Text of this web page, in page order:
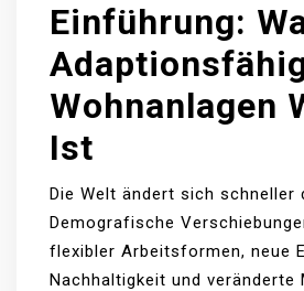
Einführung:
Wohnanlagen
Ist
Die Welt ändert sich schneller
Demografische
flexibler Arbeitsformen, neue
Nachhaltigkeit und